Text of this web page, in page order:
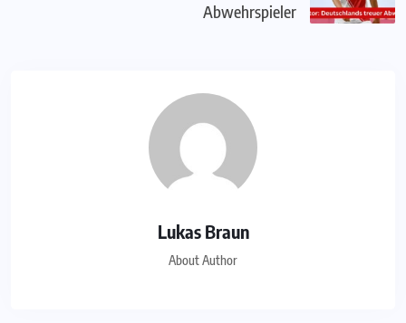
Abwehrspieler
Lukas Braun
About Author